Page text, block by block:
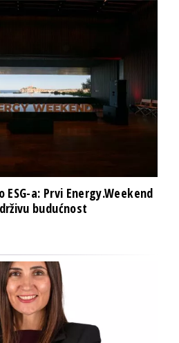
a: Prvi Energy.Weekend
budućnost